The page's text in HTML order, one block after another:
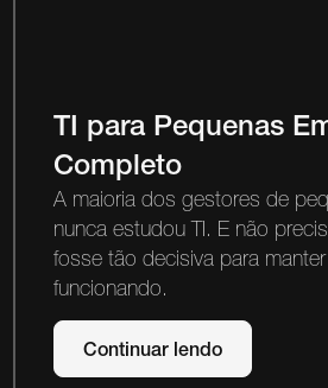
TI para Pequenas
Completo
A maioria dos gestores de
nunca estudou TI. E não
fosse tão decisiva para
funcionando.
Continuar lendo